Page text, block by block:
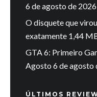
6 de agosto de 2026
O disquete que
exatamente 1,44
GTA 6: Primeiro
Agosto 6 de agosto
ÚLTIMOS